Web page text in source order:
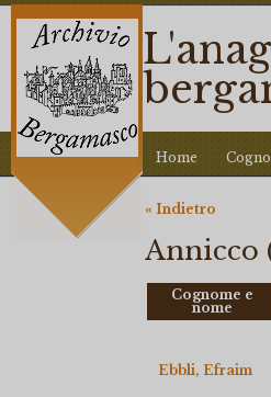
Home
« Indietro
Annicco
Cognome e
nome
Ebbli, Efraim